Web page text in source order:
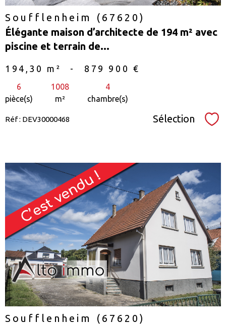
Soufflenheim (67620)
Élégante maison d’architecte de 194 m² avec
piscine et terrain de...
194,30 m² - 879 900 €
6
pièce(s)
1008
m²
4
chambre(s)
Réf : DEV30000468 Sélection
voir le
bien
Soufflenheim (67620)